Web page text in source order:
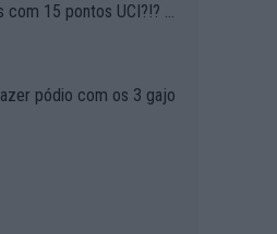
com 15 pontos UCI?!? S
lhes pontos??? Is
conquistam na estra
pódio com os 3 gajo